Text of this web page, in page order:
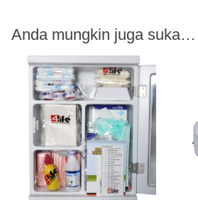
Anda mungkin juga suka…